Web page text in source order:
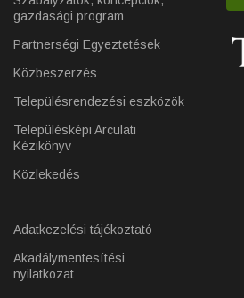
gazdasági program
Partnerségi Egyeztetések
Közbeszerzés
Településrendezési eszközök
Településképi Arculati
Kézikönyv
Közlekedés
Adatkezelési tájékoztató
Akadálymentesítési
nyilatkozat